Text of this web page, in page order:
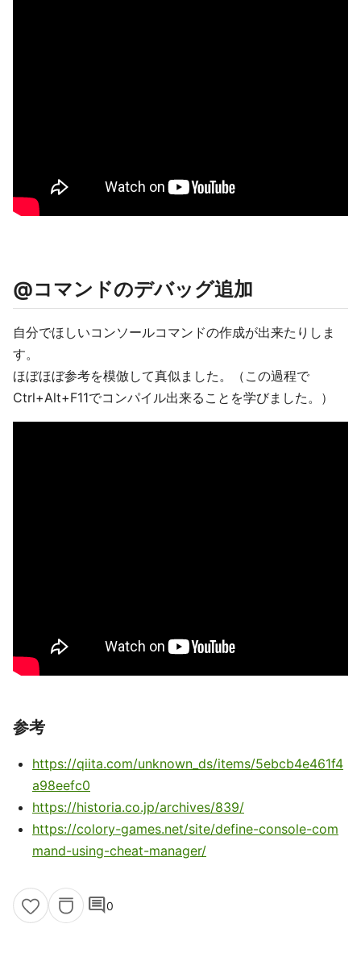
@コマンドのデバッグ追加
自分でほしいコンソールコマンドの作成が出来たりしま
す。
ほぼほぼ参考を模倣して真似ました。（この過程で
Ctrl+Alt+F11でコンパイル出来ることを学びました。）
参考
https://qiita.com/unknown_ds/items/5ebcb4e461f4
a98eefc0
https://historia.co.jp/archives/839/
https://colory-games.net/site/define-console-com
mand-using-cheat-manager/
comment0